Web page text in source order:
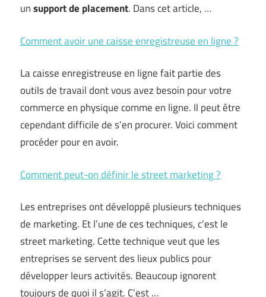
unsupport de placement. Dans cet article, …
Comment avoir une caisse enregistreuse en ligne ?
La caisse enregistreuse en ligne fait partie des
outils de travail dont vous avez besoin pour votre
commerce en physique comme en ligne. Il peut être
cependant difficile de s’en procurer. Voici comment
procéder pour en avoir.
Comment peut-on définir le street marketing ?
Les entreprises ont développé plusieurs techniques
de marketing. Et l’une de ces techniques, c’est le
street marketing. Cette technique veut que les
entreprises se servent des lieux publics pour
développer leurs activités. Beaucoup ignorent
toujours de quoi il s’agit. C’est …